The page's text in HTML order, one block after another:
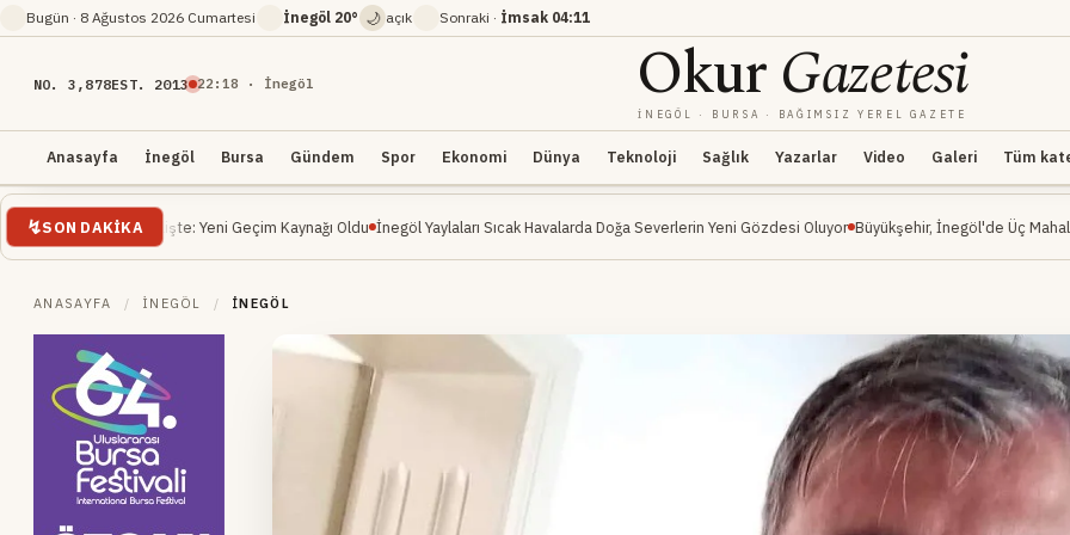
Bugün · 8 Ağustos 2026 Cumartesi İnegöl 20° 🌙 açık Sonraki · İmsak 04:11
NO. 3,878EST. 2013 22 :18 · İnegöl OkurGazetesi
İNEGÖL · BURSA · BAĞIMSIZ YEREL GAZETE
Anasayfa İnegöl Bursa Gündem Spor Ekonomi Dünya Teknoloji Sağlık Yazarlar Video Galeri Tüm
SON DAKIKA
Yeni Geçim Kaynağı Oldu İnegöl Yaylaları Sıcak Havalarda Doğa Severlerin Yeni Gözdesi Oluyor Büyükşehir, İnegöl'de Üç Mahalleyi Kapsayan
ANASAYFA / İNEGÖL / İNEGÖL